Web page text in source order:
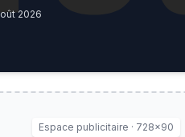
2026
Espace publicitaire · 728×90